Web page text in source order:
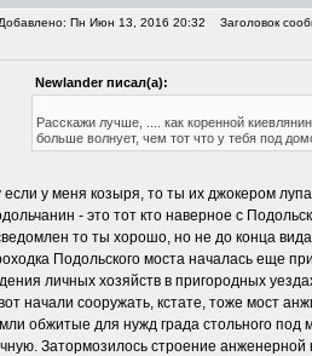
Добавлено: Пн Июн 13, 2016 20:32 Заголовок
Newlander писал(а):
Расскажи лучше, .... как коренной
больше волнует, чем тот что у тебя под
если у меня козыря, то ты их джокером
- это тот кто наверное с
то ты хорошо, но не до конца
Подольского моста началась еще
личных хозяйств в пригородных
начали сооружать, кстате, тоже мост
обжитые для нужд града стольного под
Затормозилось строение анженерной